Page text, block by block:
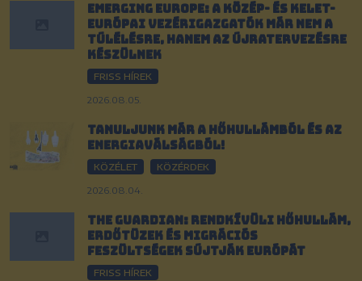
Emerging Europe: A közép- és kelet-
európai vezérigazgatók már nem a
túlélésre, hanem az újratervezésre
készülnek
FRISS HÍREK
2026.08.05.
Tanuljunk már a hőhullámból és az
energiaválságból!
KÖZÉLET KÖZÉRDEK
2026.08.04.
The Guardian: Rendkívüli hőhullám,
erdőtüzek és migrációs
feszültségek sújtják Európát
FRISS HÍREK